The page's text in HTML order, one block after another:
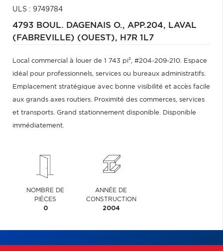
ULS : 9749784
4793 BOUL. DAGENAIS O., APP.204, LAVAL
(FABREVILLE) (OUEST), H7R 1L7
Local commercial à louer de 1 743 pi², #204-209-210. Espace
idéal pour professionnels, services ou bureaux administratifs.
Emplacement stratégique avec bonne visibilité et accès facile
aux grands axes routiers. Proximité des commerces, services
et transports. Grand stationnement disponible. Disponible
immédiatement.
NOMBRE DE
PIÈCES
0
ANNÉE DE
CONSTRUCTION
2004